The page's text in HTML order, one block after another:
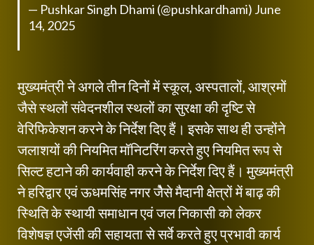
— Pushkar Singh Dhami (@pushkardhami) June
14, 2025
मुख्यमंत्री ने अगले तीन दिनों में स्कूल, अस्पतालों, आश्रमों
जैसे स्थलों संवेदनशील स्थलों का सुरक्षा की दृष्टि से
वेरिफिकेशन करने के निर्देश दिए हैं। इसके साथ ही उन्होंने
जलाशयों की नियमित मॉनिटरिंग करते हुए नियमित रूप से
सिल्ट हटाने की कार्यवाही करने के निर्देश दिए हैं। मुख्यमंत्री
ने हरिद्वार एवं ऊधमसिंह नगर जेैसे मैदानी क्षेत्रों में बाढ़ की
स्थिति के स्थायी समाधान एवं जल निकासी को लेकर
विशेषज्ञ एजेंसी की सहायता से सर्वे करते हुए प्रभावी कार्य